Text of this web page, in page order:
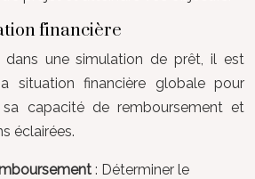
financière
une simulation de prêt, il est
situation financière globale pour
capacité de remboursement et
éclairées.
: Déterminer le